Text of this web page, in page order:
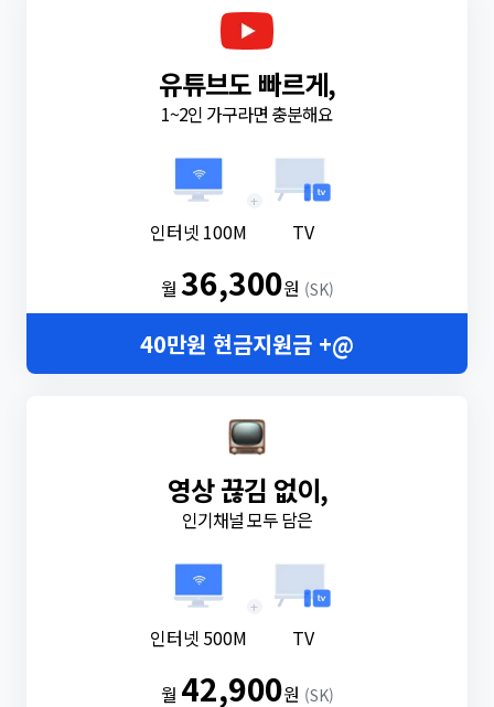
유튜브도 빠르게,
1~2인 가구라면 충분해요
인터넷 100M
+
TV
월36,300원 (SK)
40만원 현금지원금 +@
영상 끊김 없이,
인기채널 모두 담은
인터넷 500M
+
TV
월 42,900원 (SK)